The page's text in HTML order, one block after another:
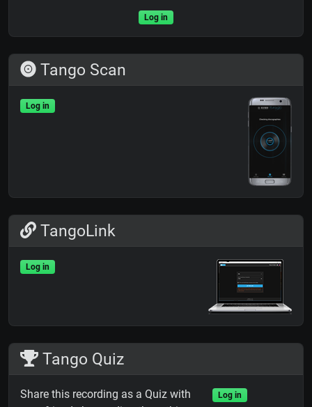
Log in
Tango Scan
Log in
TangoLink
Log in
Tango Quiz
Share this recording as a Quiz with
Log in